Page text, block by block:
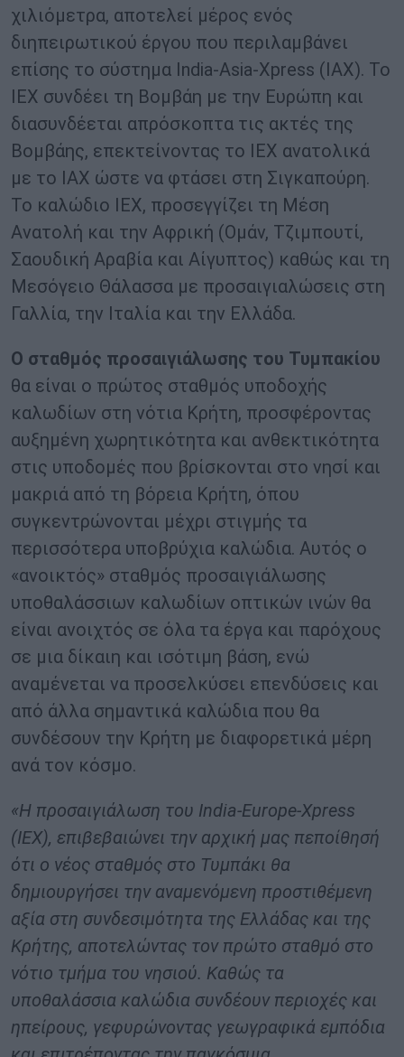
χιλιόμετρα, αποτελεί μέρος ενός
διηπειρωτικού έργου που περιλαμβάνει
επίσης το σύστημα India-Asia-Xpress (IAX). Το
IEX συνδέει τη Βομβάη με την Ευρώπη και
διασυνδέεται απρόσκοπτα τις ακτές της
Βομβάης, επεκτείνοντας το IEX ανατολικά
με το IAX ώστε να φτάσει στη Σιγκαπούρη.
Το καλώδιο IEX, προσεγγίζει τη Μέση
Ανατολή και την Αφρική (Ομάν, Τζιμπουτί,
Σαουδική Αραβία και Αίγυπτος) καθώς και τη
Μεσόγειο Θάλασσα με προσαιγιαλώσεις στη
Γαλλία, την Ιταλία και την Ελλάδα.
Ο σταθμός προσαιγιάλωσης του Τυμπακίου
θα είναι ο πρώτος σταθμός υποδοχής
καλωδίων στη νότια Κρήτη, προσφέροντας
αυξημένη χωρητικότητα και ανθεκτικότητα
στις υποδομές που βρίσκονται στο νησί και
μακριά από τη βόρεια Κρήτη, όπου
συγκεντρώνονται μέχρι στιγμής τα
περισσότερα υποβρύχια καλώδια. Αυτός ο
«ανοικτός» σταθμός προσαιγιάλωσης
υποθαλάσσιων καλωδίων οπτικών ινών θα
είναι ανοιχτός σε όλα τα έργα και παρόχους
σε μια δίκαιη και ισότιμη βάση, ενώ
αναμένεται να προσελκύσει επενδύσεις και
από άλλα σημαντικά καλώδια που θα
συνδέσουν την Κρήτη με διαφορετικά μέρη
ανά τον κόσμο.
«Η προσαιγιάλωση του India-Europe-Xpress
(IEX), επιβεβαιώνει την αρχική μας πεποίθησή
ότι ο νέος σταθμός στο Τυμπάκι θα
δημιουργήσει την αναμενόμενη προστιθέμενη
αξία στη συνδεσιμότητα της Ελλάδας και της
Κρήτης, αποτελώντας τον πρώτο σταθμό στο
νότιο τμήμα του νησιού. Καθώς τα
υποθαλάσσια καλώδια συνδέουν περιοχές και
ηπείρους, γεφυρώνοντας γεωγραφικά εμπόδια